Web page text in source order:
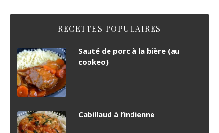
RECETTES POPULAIRES
Sauté de porc à la bière (au
cookeo)
Cabillaud à l’indienne